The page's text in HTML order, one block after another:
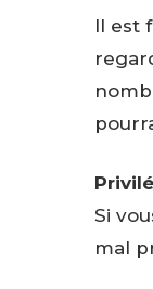
Il est
Si
mal